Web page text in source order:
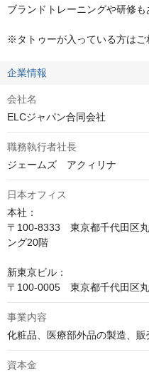
ブランドトレーニングや研修
※タトゥーが入っている方はご
企業情報
会社名
ELCジャパン合同会社
職務執行者社長
ジェームズ　アクィリナ
日本オフィス
本社：
〒100-8333　東京都千代田区
ング20階
新東京ビル：
〒100-0005　東京都千代田区
事業内容
化粧品、医療部外品の製造、販
資本金